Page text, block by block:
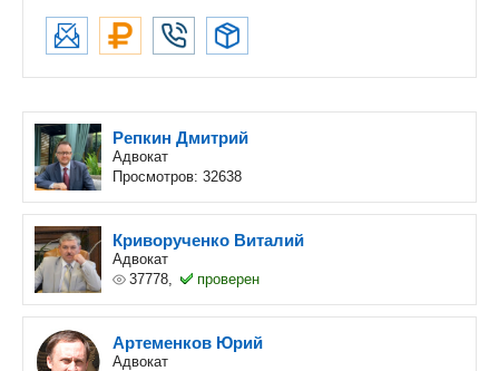
Репкин Дмитрий
Адвокат
Просмотров: 32638
Криворученко Виталий
Адвокат
37778,
проверен
Артеменков Юрий
Адвокат